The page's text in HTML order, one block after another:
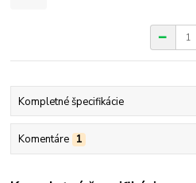
Kompletné špecifikácie
Komentáre 1